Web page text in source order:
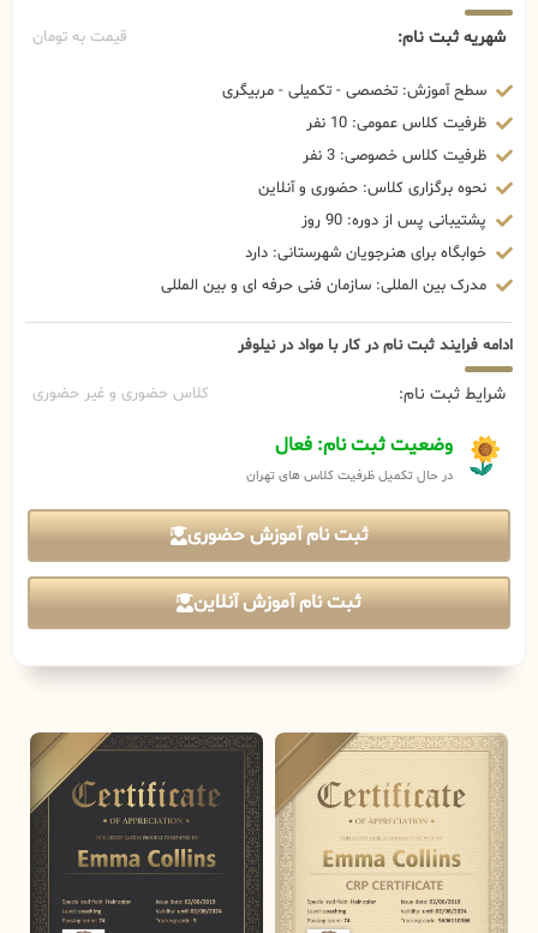
شهریه ثبت نام: قیمت به تومان
سطح آموزش: تخصصی - تکمیلی - مربیگری
ظرفیت کلاس عمومی: 10 نفر
ظرفیت کلاس خصوصی: 3 نفر
نحوه برگزاری کلاس: حضوری و آنلاین
پشتیبانی پس از دوره: 90 روز
خوابگاه برای هنرجویان شهرستانی: دارد
مدرک بین المللی: سازمان فنی حرفه ای و بین المللی
ادامه فرایند ثبت نام در کار با مواد در نیلوفر
شرایط ثبت نام: کلاس حضوری و غیر حضوری
وضعیت ثبت نام: فعال
در حال تکمیل ظرفیت کلاس های تهران
ثبت نام آموزش حضوری
ثبت نام آموزش آنلاین